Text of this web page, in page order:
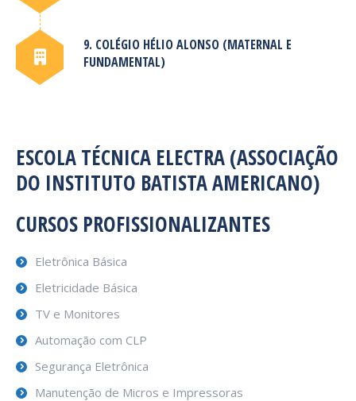
9. COLÉGIO HÉLIO ALONSO (MATERNAL E
FUNDAMENTAL)
ESCOLA TÉCNICA ELECTRA (ASSOCIAÇÃO
DO INSTITUTO BATISTA AMERICANO)
CURSOS PROFISSIONALIZANTES
Eletrônica Básica
Eletricidade Básica
TV e Monitores
Automação com CLP
Segurança Eletrônica
Manutenção de Micros e Impressoras